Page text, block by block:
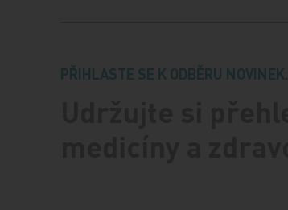
PŘIHLASTE SE K ODBĚRU NOVINEK.